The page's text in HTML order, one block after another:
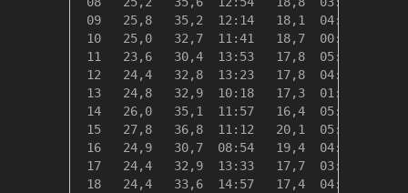
09   25,8   35,2  12:14   18,1  04:27
10   25,0   32,7  11:41   18,7  00:55
11   23,6   30,4  13:53   17,8  05:12
12   24,4   32,8  13:23   17,8  04:49
13   24,8   32,9  10:18   17,3  01:58
14   26,0   35,1  11:57   16,4  05:24
15   27,8   36,8  11:12   20,1  05:05
16   24,9   30,7  08:54   19,4  04:15
17   24,4   32,9  13:33   17,7  03:58
18   24,4   33,6  14:57   17,4  04:52